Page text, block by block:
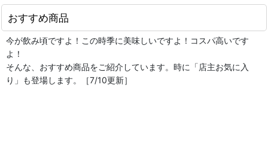
おすすめ商品
今が飲み頃ですよ！この時季に美味しいですよ！コスパ高いです
よ！
そんな、おすすめ商品をご紹介しています。時に「店主お気に入
り」も登場します。［7/10更新］